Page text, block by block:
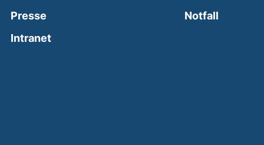
Presse
Intranet(external link, opens in a new window)
Notfall